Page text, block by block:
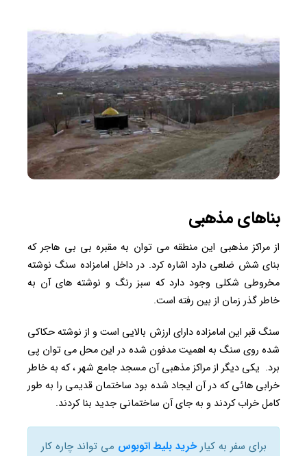
بناهای مذهبی
از مراکز مذهبی این منطقه می توان به مقبره بی بی هاجر که
بنای شش ضلعی دارد اشاره کرد. در داخل امامزاده سنگ نوشته
مخروطی شکلی وجود دارد که سبز رنگ و نوشته های آن به
خاطر گذر زمان از بین رفته است.
سنگ قبر این امامزاده دارای ارزش بالایی است و از نوشته حکاکی
شده روی سنگ به اهمیت مدفون شده در این محل می توان پی
برد. یکی دیگر از مراکز مذهبی آن مسجد جامع شهر ، که به خاطر
خرابی هائی که در آن ایجاد شده بود ساختمان قدیمی را به طور
کامل خراب کردند و به جای آن ساختمانی جدید بنا کردند.
برای سفر به کیارخرید بلیط اتوبوس می تواند چاره کار